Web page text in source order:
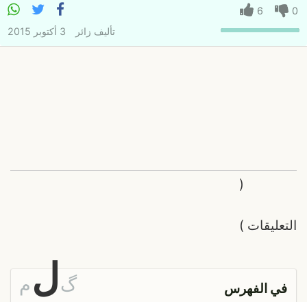
0
6
تأليف زائر 3 أكتوبر 2015
التعليقات
(
)
في الفهرس گل م